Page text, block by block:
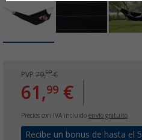
PVP 79,90€
61,99 €
Precios con IVA incluido envío gratuito
Recibe un bonus de hasta el